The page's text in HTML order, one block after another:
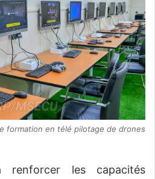
formation en télé pilotage de drones
les capacités